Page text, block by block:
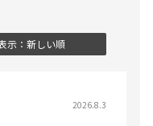
示：新しい順
2026.8.3